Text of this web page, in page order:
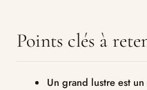
Points clés à
Un grand lustre est un